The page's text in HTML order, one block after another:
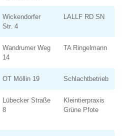
Wickendorfer
Str. 4
LALLF RD SN
Wandrumer Weg
14
TA Ringelmann
OT Möllin 19 Schlachtbetrieb
Lübecker Straße
8
Kleintierpraxis
Grüne Pfote